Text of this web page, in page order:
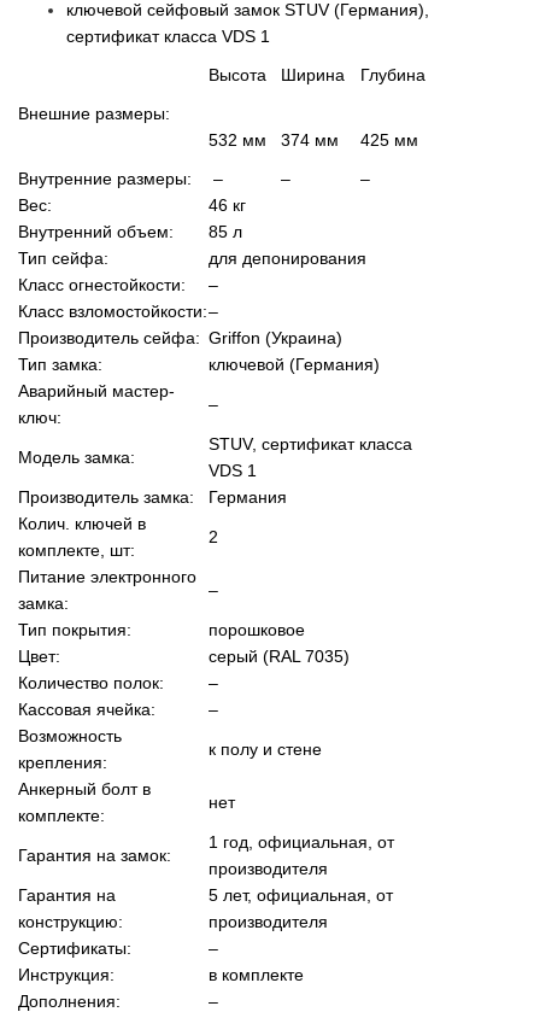
ключевой сейфовый замок STUV (Германия),
сертификат класса VDS 1
Внешние размеры:
Высота
532 мм
Ширина
374 мм
Глубина
425 мм
Внутренние размеры:
– –
–
Вес:
46 кг
Внутренний объем:
85 л
Тип сейфа:
для депонирования
Класс огнестойкости:
–
Класс взломостойкости:–
Производитель сейфа: Griffon (Украина)
Тип замка:
ключевой (Германия)
Аварийный мастер-
ключ:
–
Модель замка:
STUV, сертификат класса
VDS 1
Производитель замка:
Германия
Колич. ключей в
комплекте, шт:
2
Питание электронного
замка:
–
Тип покрытия:
порошковое
Цвет:
серый (RAL 7035)
Количество полок:
–
Кассовая ячейка:
–
Возможность
крепления:
к полу и стене
Анкерный болт в
комплекте:
нет
Гарантия на замок:
1 год, официальная, от
производителя
Гарантия на
конструкцию:
5 лет, официальная, от
производителя
Сертификаты:
–
Инструкция:
в комплекте
Дополнения:
–